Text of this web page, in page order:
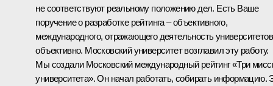
не соответствуют реальному положению дел. Есть Ваше
поручение о разработке рейтинга – объективного,
международного, отражающего деятельность университетов
объективно. Московский университет возглавил эту работу.
Мы создали Московский международный рейтинг «Три
университета». Он начал работать, собирать информацию.